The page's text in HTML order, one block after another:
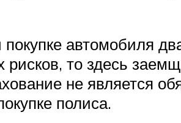
автомобиля
то здесь
не является
полиса.